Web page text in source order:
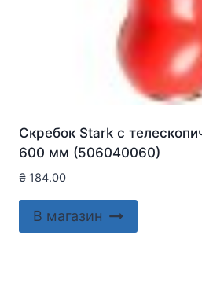
Скребок Stark с
600 мм (506040060)
₴ 184.00
В магазин